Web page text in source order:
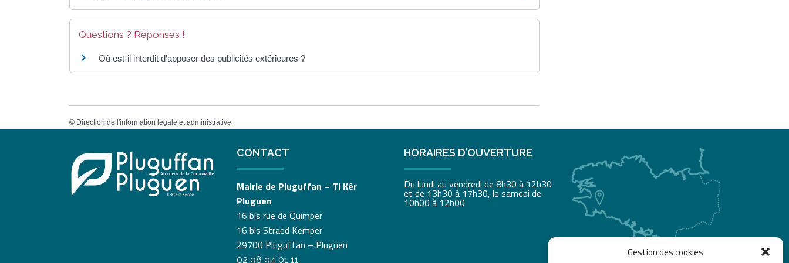
Gestion des cookies
Questions ? Réponses !
Où est-il interdit d'apposer des publicités extérieures ?
© Direction de l'information légale et administrative
CONTACT
Mairie de Pluguffan – Ti Kêr
Pluguen
16 bis rue de Quimper
16 bis Straed Kemper
29700 Pluguffan – Pluguen
02 98 94 01 11
HORAIRES D’OUVERTURE
Du lundi au vendredi de 8h30 à 12h30
et de 13h30 à 17h30, le samedi de
10h00 à 12h00